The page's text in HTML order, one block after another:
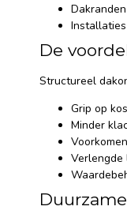
De
Structureel
Grip op
Minder
Verlengde